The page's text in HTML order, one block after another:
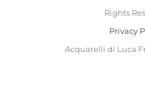
Rights
Privacy
Acquarelli di Luca